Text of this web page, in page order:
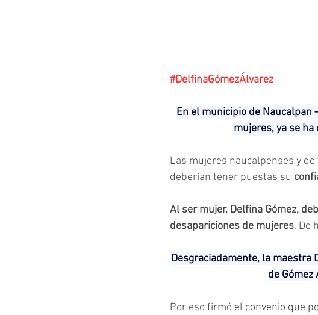
#DelfinaGómezÁlvarez
En el municipio de Naucalpan
mujeres, ya se
Las mujeres naucalpenses y
deberían tener puestas su
Al ser mujer, Delfina Gómez,
desapariciones de mujeres. De
Desgraciadamente, la maestra
de
Por eso firmó el convenio que